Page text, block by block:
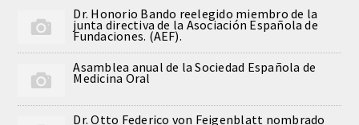
Correspondientes
Dr. Honorio Bando reelegido miembro de la
junta directiva de la Asociación Española de
Fundaciones. (AEF).
Asamblea anual de la Sociedad Española de
Medicina Oral
Dr. Otto Federico von Feigenblatt nombrado